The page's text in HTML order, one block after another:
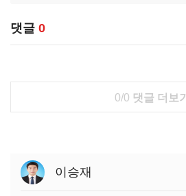
댓글 0
0/0 댓글 더보기
이승재